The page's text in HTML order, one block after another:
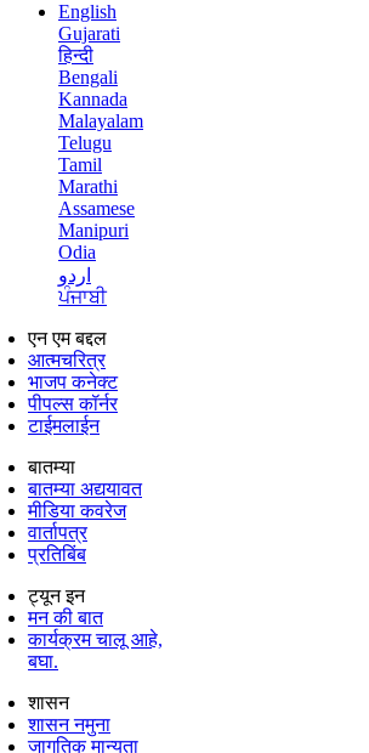
English
Gujarati
हिन्दी
Bengali
Kannada
Malayalam
Telugu
Tamil
Marathi
Assamese
Manipuri
Odia
اردو
ਪੰਜਾਬੀ
एन एम बद्दल
आत्मचरित्र
भाजप कनेक्ट
पीपल्स कॉर्नर
टाईमलाईन
बातम्या
बातम्या अद्ययावत
मीडिया कवरेज
वार्तापत्र
प्रतिबिंब
ट्यून इन
मन की बात
कार्यक्रम चालू आहे,
बघा.
शासन
शासन नमुना
जागतिक मान्यता